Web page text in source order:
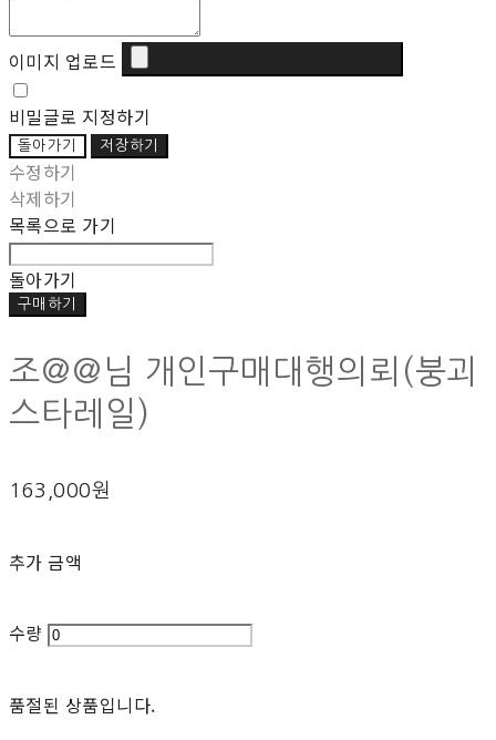
이미지 업로드
비밀글로 지정하기
돌아가기 저장하기
수정하기
삭제하기
목록으로 가기
돌아가기
구매하기
조@@님 개인구매대행의뢰(붕괴
스타레일)
163,000원
추가 금액
수량
품절된 상품입니다.